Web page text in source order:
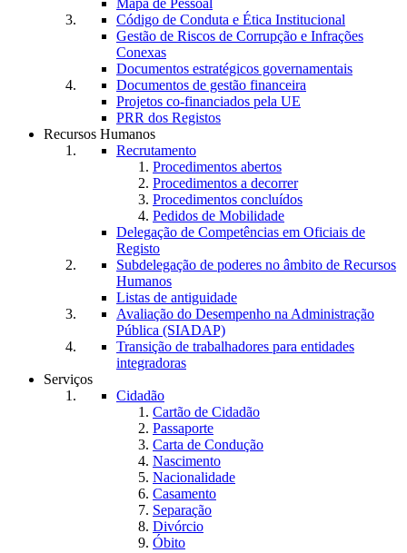
Mapa de Pessoal
Código de Conduta e Ética Institucional
Gestão de Riscos de Corrupção e Infrações
Conexas
Documentos estratégicos governamentais
Documentos de gestão financeira
Projetos co-financiados pela UE
PRR dos Registos
Recursos Humanos
Recrutamento
Procedimentos abertos
Procedimentos a decorrer
Procedimentos concluídos
Pedidos de Mobilidade
Delegação de Competências em Oficiais de
Registo
Subdelegação de poderes no âmbito de Recursos
Humanos
Listas de antiguidade
Avaliação do Desempenho na Administração
Pública (SIADAP)
Transição de trabalhadores para entidades
integradoras
Serviços
Cidadão
Cartão de Cidadão
Passaporte
Carta de Condução
Nascimento
Nacionalidade
Casamento
Separação
Divórcio
Óbito